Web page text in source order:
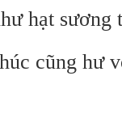
hạt sương
cũng hư